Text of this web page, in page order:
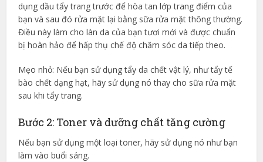
dụng dầu tẩy trang trước để hòa tan lớp trang điểm của
bạn và sau đó rửa mặt lại bằng sữa rửa mặt thông thường.
Điều này làm cho làn da của bạn tươi mới và được chuẩn
bị hoàn hảo để hấp thụ chế độ chăm sóc da tiếp theo.
Mẹo nhỏ: Nếu bạn sử dụng tẩy da chết vật lý, như tẩy tế
bào chết dạng hạt, hãy sử dụng nó thay cho sữa rửa mặt
sau khi tẩy trang.
Bước 2: Toner và dưỡng chất tăng cường
Nếu bạn sử dụng một loại toner, hãy sử dụng nó như bạn
làm vào buổi sáng.